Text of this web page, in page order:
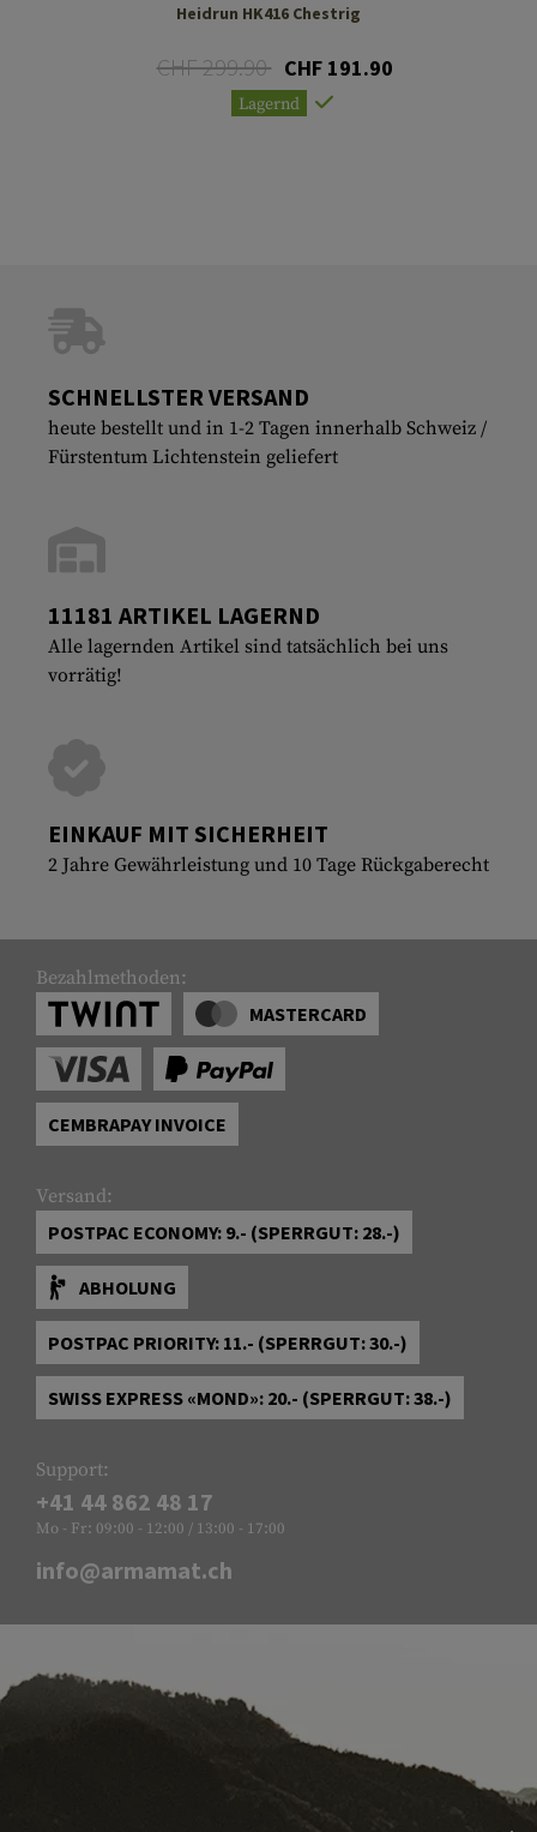
Heidrun HK416 Chestrig
CHF 299.90 CHF 191.90
Lagernd
SCHNELLSTER VERSAND
heute bestellt und in 1-2 Tagen innerhalb Schweiz /
Fürstentum Lichtenstein geliefert
11181 ARTIKEL LAGERND
Alle lagernden Artikel sind tatsächlich bei uns
vorrätig!
EINKAUF MIT SICHERHEIT
2 Jahre Gewährleistung und 10 Tage Rückgaberecht
Bezahlmethoden:
MASTERCARD
CEMBRAPAY INVOICE
Versand:
POSTPAC ECONOMY: 9.- (SPERRGUT: 28.-)
ABHOLUNG
POSTPAC PRIORITY: 11.- (SPERRGUT: 30.-)
SWISS EXPRESS «MOND»: 20.- (SPERRGUT: 38.-)
Support:
+41 44 862 48 17
Mo - Fr: 09:00 - 12:00 / 13:00 - 17:00
info@armamat.ch